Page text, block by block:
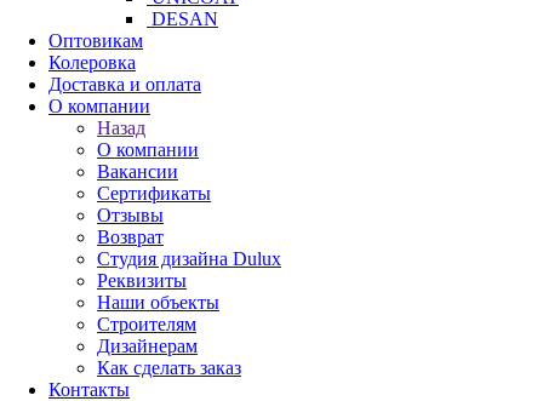
DESAN
Оптовикам
Колеровка
Доставка и оплата
О компании
Назад
О компании
Вакансии
Сертификаты
Отзывы
Возврат
Студия дизайна Dulux
Реквизиты
Наши объекты
Строителям
Дизайнерам
Как сделать заказ
Контакты